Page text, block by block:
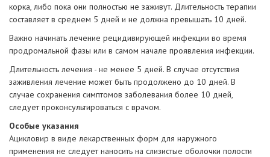
корка, либо пока они полностью не заживут. Длительность терапии
составляет в среднем 5 дней и не должна превышать 10 дней.
Важно начинать лечение рецидивирующей инфекции во время
продромальной фазы или в самом начале проявления инфекции.
Длительность лечения - не менее 5 дней. В случае отсутствия
заживления лечение может быть продолжено до 10 дней. В
случае сохранения симптомов заболевания более 10 дней,
следует проконсультироваться с врачом.
Особые указания
Ацикловир в виде лекарственных форм для наружного
применения не следует наносить на слизистые оболочки полости